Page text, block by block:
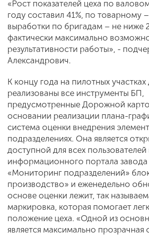
«Рост показателей цеха по
году составил 41%, по товарному
выработки по бригадам – не ниже
фактически максимально
результативности работы», -
Александрович.
К концу года на пилотных
реализованы все инструменты БП,
предусмотренные Дорожной
основании реализации плана-
система оценки внедрения
подразделениях. Она является
доступной для всех
информационного портала завода
«Мониторинг подразделений»
производство» и еженедельно
основе оценки лежит, так
маркировка, которая помогает
положение цеха. «Одной из
является максимально прозрачная